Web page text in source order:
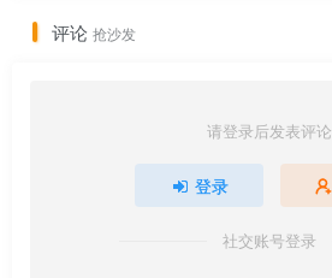
评论 抢沙发
请登录后发表评论
登录
社交账号登录